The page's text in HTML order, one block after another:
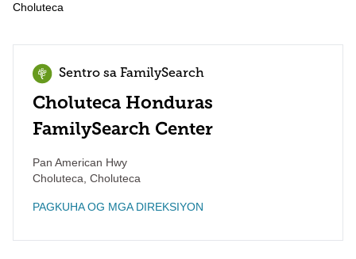
Choluteca
Sentro sa FamilySearch
Choluteca Honduras
FamilySearch Center
Pan American Hwy
Choluteca Choluteca
PAGKUHA OG MGA DIREKSIYON